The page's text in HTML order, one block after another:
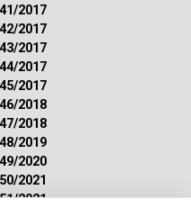
2017
2017
2017
2017
2017
2018
2018
2019
2020
2021
2021